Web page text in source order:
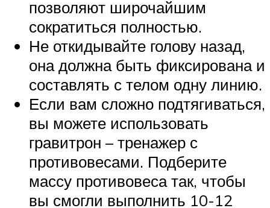
позволяют широчайшим
сократиться полностью.
Не откидывайте голову назад,
она должна быть фиксирована и
составлять с телом одну линию.
Если вам сложно подтягиваться,
вы можете использовать
гравитрон – тренажер с
противовесами. Подберите
массу противовеса так, чтобы
вы смогли выполнить 10-12